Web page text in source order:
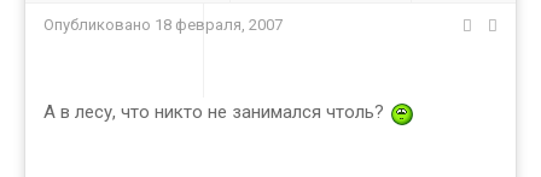
Опубликовано 18 февраля, 2007
А в лесу, что никто не занимался чтоль?